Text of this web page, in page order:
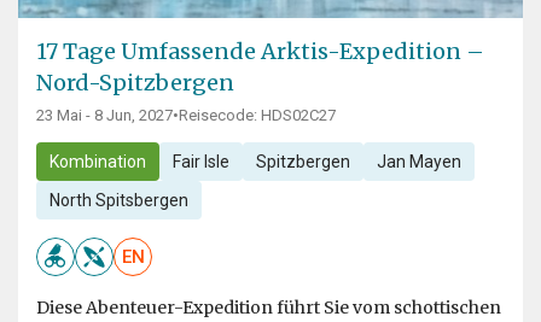
17 Tage Umfassende Arktis-Expedition –
Nord-Spitzbergen
23 Mai - 8 Jun, 2027•Reisecode: HDS02C27
Kombination Fair Isle Spitzbergen Jan Mayen
North Spitsbergen
EN
Diese Abenteuer-Expedition führt Sie vom schottischen